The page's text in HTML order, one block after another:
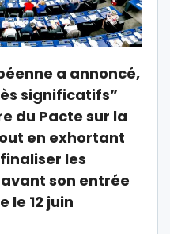
a annoncé,
significatifs”
du Pacte sur la
en exhortant
les
son entrée
le 12 juin